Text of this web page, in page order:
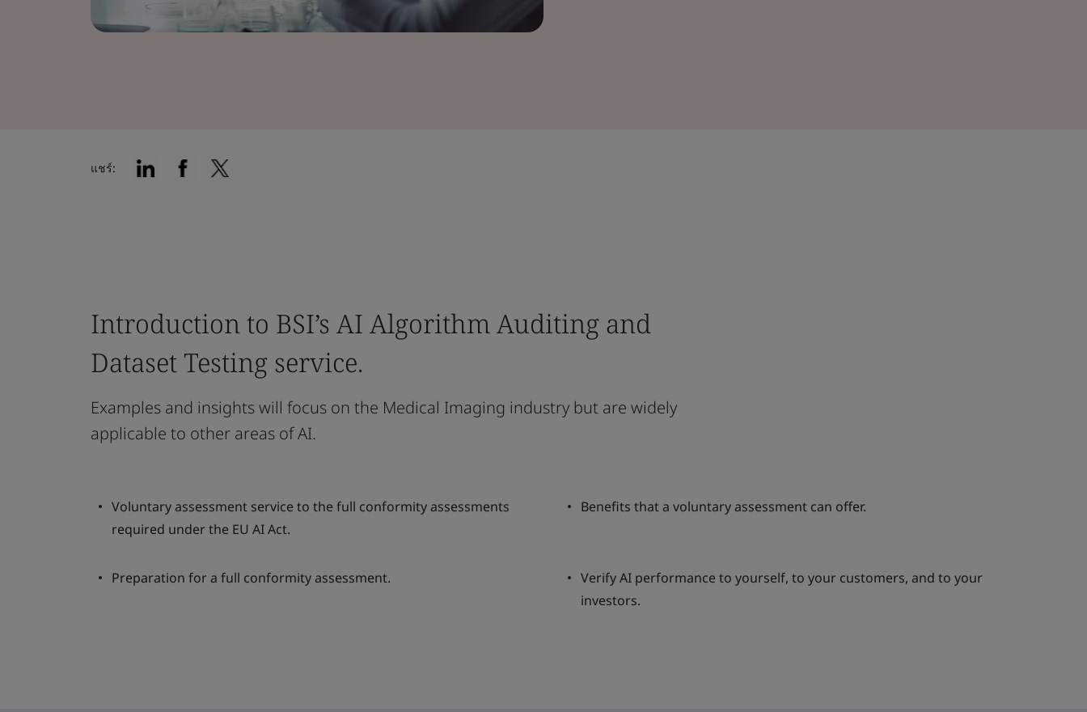
แชร์:
Introduction to BSI’s AI Algorithm Auditing and
Dataset Testing service.
Examples and insights will focus on the Medical Imaging industry but are widely
applicable to other areas of AI.
Voluntary assessment service to the full conformity assessments
required under the EU AI Act.
Benefits that a voluntary assessment can offer.
Preparation for a full conformity assessment.
Verify AI performance to yourself, to your customers, and to your
investors.